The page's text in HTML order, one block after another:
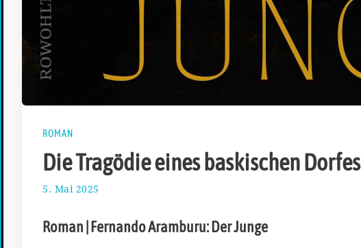
ROMAN
Die Tragödie eines baskischen Dorfes
5. Mai 2025
M
Roman | Fernando Aramburu: Der Junge